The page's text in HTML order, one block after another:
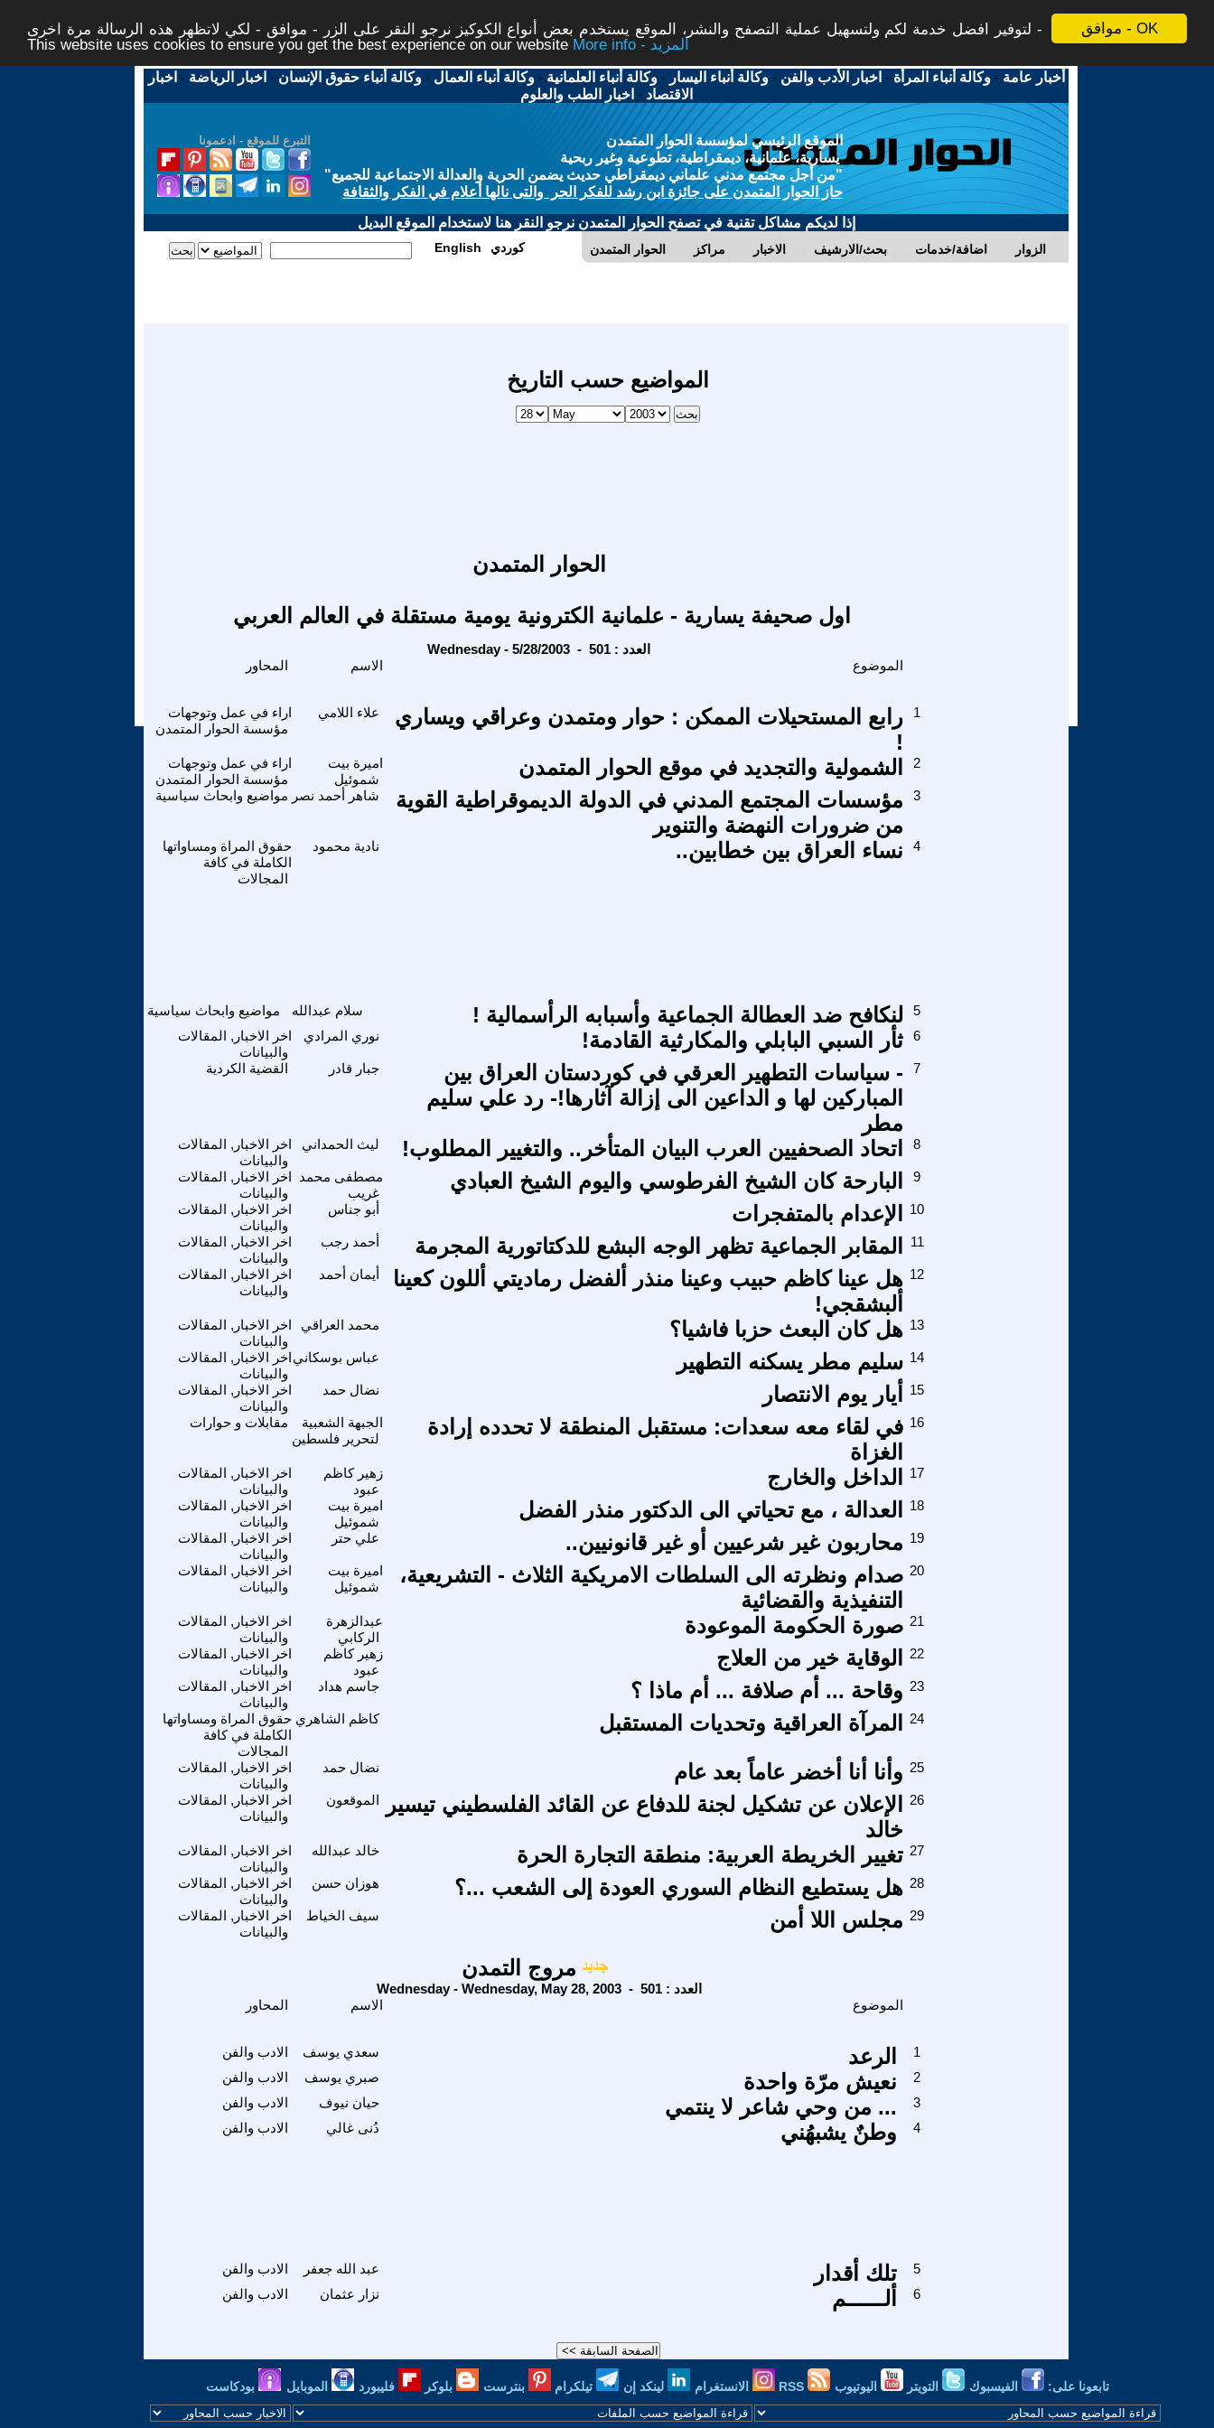
موافق - OK
لتوفير افضل خدمة لكم ولتسهيل عملية التصفح والنشر، الموقع يستخدم بعض أنواع الكوكيز نرجو النقر على الزر - موافق - لكي لاتظهر هذه الرسالة مرة اخرى -
This website uses cookies to ensure you get the best experience on our website
More info - المزيد
أخبار عامة -وكالة أنباء المرأة - اخبار الأدب والفن -وكالة أنباء اليسار -وكالة أنباء العلمانية -وكالة أنباء العمال -وكالة أنباء حقوق الإنسان - اخبار الرياضة - اخبار
الاقتصاد - اخبار الطب والعلوم
التبرع للموقع - ادعمونا
الموقع الرئيسي لمؤسسة الحوار المتمدن
يسارية، علمانية، ديمقراطية، تطوعية وغير ربحية
"من أجل مجتمع مدني علماني ديمقراطي حديث يضمن الحرية والعدالة الاجتماعية للجميع"
حاز الحوار المتمدن على جائزة ابن رشد للفكر الحر والتى نالها أعلام في الفكر والثقافة
إذا لديكم مشاكل تقنية في تصفح الحوار المتمدن نرجو النقر هنا لاستخدام الموقع البديل
الحوار المتمدن مراكز الاخبار بحث/الارشيف اضافة/خدمات الزوار English كوردي
المواضيع حسب التاريخ
الحوار المتمدن
اول صحيفة يسارية - علمانية الكترونية يومية مستقلة في العالم العربي
Wednesday - 5/28/2003 - العدد : 501
الاسم الموضوع
اراء في عمل وتوجهات
مؤسسة الحوار المتمدن
علاء اللامي
رابع المستحيلات الممكن : حوار ومتمدن وعراقي ويساري
!
1
اراء في عمل وتوجهات
مؤسسة الحوار المتمدن
اميرة بيت
شموئيل
الشمولية والتجديد في موقع الحوار المتمدن 2
مواضيع وابحاث سياسية شاهر أحمد نصر
مؤسسات المجتمع المدني في الدولة الديموقراطية القوية
من ضرورات النهضة والتنوير
3
حقوق المراة ومساواتها
الكاملة في كافة
المجالات
نادية محمود نساء العراق بين خطابين.. 4
مواضيع وابحاث سياسية سلام عبدالله لنكافح ضد العطالة الجماعية وأسبابه الرأسمالية !
5
اخر الاخبار, المقالات
والبيانات
نوري المرادي ثأر السبي البابلي والمكارثية القادمة! 6
القضية الكردية جبار قادر
- سياسات التطهير العرقي في كوردستان العراق بين
المباركين لها و الداعين الى إزالة آثارها!- رد علي سليم
مطر
7
اخر الاخبار, المقالات
والبيانات
ليث الحمداني اتحاد الصحفيين العرب البيان المتأخر.. والتغيير المطلوب! 8
اخر الاخبار, المقالات
والبيانات
مصطفى محمد
غريب
البارحة كان الشيخ الفرطوسي واليوم الشيخ العبادي 9
اخر الاخبار, المقالات
والبيانات
أبو جناس الإعدام بالمتفجرات 10
اخر الاخبار, المقالات
والبيانات
أحمد رجب المقابر الجماعية تظهر الوجه البشع للدكتاتورية المجرمة 11
اخر الاخبار, المقالات
والبيانات
أيمان أحمد
هل عينا كاظم حبيب وعينا منذر ألفضل رماديتي أللون كعينا
ألبشقجي!
12
اخر الاخبار, المقالات
والبيانات
محمد العراقي هل كان البعث حزبا فاشيا؟ 13
اخر الاخبار, المقالات
والبيانات
عباس بوسكاني سليم مطر يسكنه التطهير 14
اخر الاخبار, المقالات
والبيانات
نضال حمد أيار يوم الانتصار 15
مقابلات و حوارات
الجبهة الشعبية
لتحرير فلسطين
في لقاء معه سعدات: مستقبل المنطقة لا تحدده إرادة
الغزاة
16
اخر الاخبار, المقالات
والبيانات
زهير كاظم
عبود
الداخل والخارج 17
اخر الاخبار, المقالات
والبيانات
اميرة بيت
شموئيل
العدالة ، مع تحياتي الى الدكتور منذر الفضل 18
اخر الاخبار, المقالات
والبيانات
علي حتر محاربون غير شرعيين أو غير قانونيين.. 19
اخر الاخبار, المقالات
والبيانات
اميرة بيت
شموئيل
صدام ونظرته الى السلطات الامريكية الثلاث - التشريعية،
التنفيذية والقضائية
20
اخر الاخبار, المقالات
والبيانات
عبدالزهرة
الركابي
صورة الحكومة الموعودة 21
اخر الاخبار, المقالات
والبيانات
زهير كاظم
عبود
الوقاية خير من العلاج 22
اخر الاخبار, المقالات
والبيانات
جاسم هداد وقاحة ... أم صلافة ... أم ماذا ؟ 23
حقوق المراة ومساواتها
الكاملة في كافة
المجالات
كاظم الشاهري المرآة العراقية وتحديات المستقبل 24
اخر الاخبار, المقالات
والبيانات
نضال حمد وأنا أنا أخضر عاماً بعد عام 25
اخر الاخبار, المقالات
والبيانات
الموقعون
الإعلان عن تشكيل لجنة للدفاع عن القائد الفلسطيني تيسير
خالد
26
اخر الاخبار, المقالات
والبيانات
خالد عبدالله تغيير الخريطة العربية: منطقة التجارة الحرة 27
اخر الاخبار, المقالات
والبيانات
هوزان حسن هل يستطيع النظام السوري العودة إلى الشعب ...؟ 28
اخر الاخبار, المقالات
والبيانات
سيف الخياط مجلس اللا أمن 29
مروج التمدن
Wednesday - Wednesday, May 28, 2003 - العدد : 501
الاسم الموضوع
الادب والفن سعدي يوسف الرعد
1
الادب والفن
صبري يوسف نعيش مرّة واحدة
2
الادب والفن
حيان نيوف من وحي شاعر لا ينتمي ...
3
الادب والفن
دُنى غالي وطنٌ يشبهُني 4
الادب والفن عبد الله جعفر تلك أقدار
5
الادب والفن
نزار عثمان ألــــــم 6
تابعونا على: الفيسبوك التويتر اليوتيوب الانستغرام لينكد إن تيلكرام بنترست بلوكر فليبورد الموبايل بودكاست